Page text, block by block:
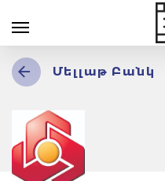
Մելլաթ Բանկ